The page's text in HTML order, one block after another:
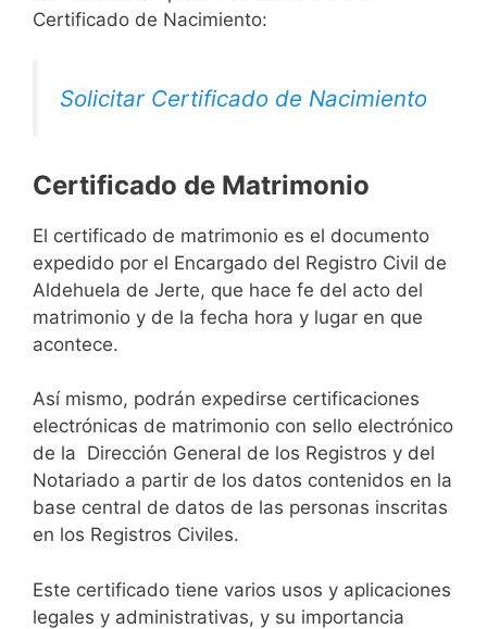
Certificado de Nacimiento:
Solicitar Certificado de Nacimiento
Certificado de Matrimonio
El certificado de matrimonio es el documento
expedido por el Encargado del Registro Civil de
Aldehuela de Jerte, que hace fe del acto del
matrimonio y de la fecha hora y lugar en que
acontece.
Así mismo, podrán expedirse certificaciones
electrónicas de matrimonio con sello electrónico
de la Dirección General de los Registros y del
Notariado a partir de los datos contenidos en la
base central de datos de las personas inscritas
en los Registros Civiles.
Este certificado tiene varios usos y aplicaciones
legales y administrativas, y su importancia